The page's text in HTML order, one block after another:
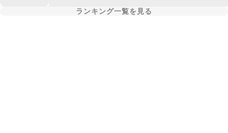
ランキング一覧を見る